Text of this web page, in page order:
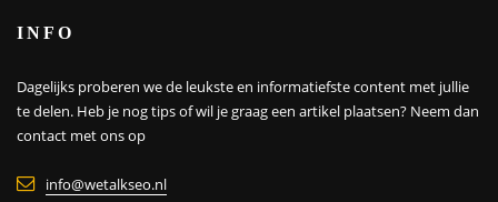
INFO
Dagelijks proberen we de leukste en informatiefste content met jullie
te delen. Heb je nog tips of wil je graag een artikel plaatsen? Neem dan
contact met ons op
info@wetalkseo.nl